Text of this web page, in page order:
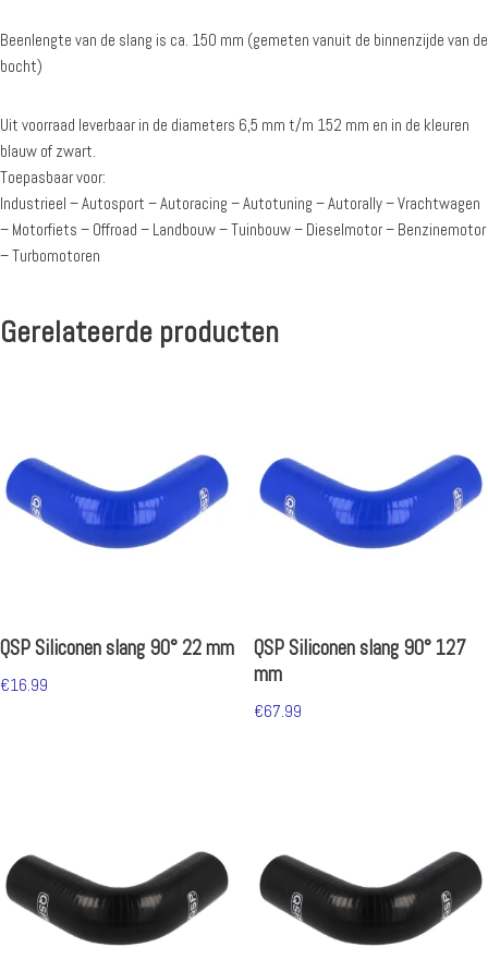
Beenlengte van de slang is ca. 150 mm (gemeten vanuit de binnenzijde van de
bocht)
Uit voorraad leverbaar in de diameters 6,5 mm t/m 152 mm en in de kleuren
blauw of zwart.
Toepasbaar voor:
Industrieel – Autosport – Autoracing – Autotuning – Autorally – Vrachtwagen
– Motorfiets – Offroad – Landbouw – Tuinbouw – Dieselmotor – Benzinemotor
– Turbomotoren
Gerelateerde producten
QSP Siliconen slang 90° 22 mm
€16.99
QSP Siliconen slang 90° 127
mm
€67.99